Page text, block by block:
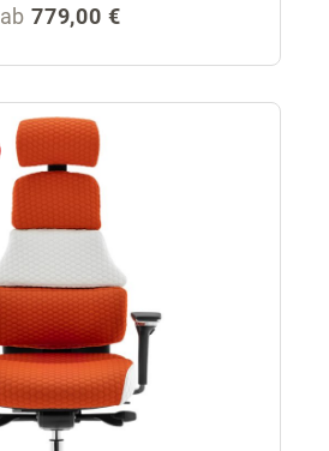
Regulärer Preis:
ab 779,00 €